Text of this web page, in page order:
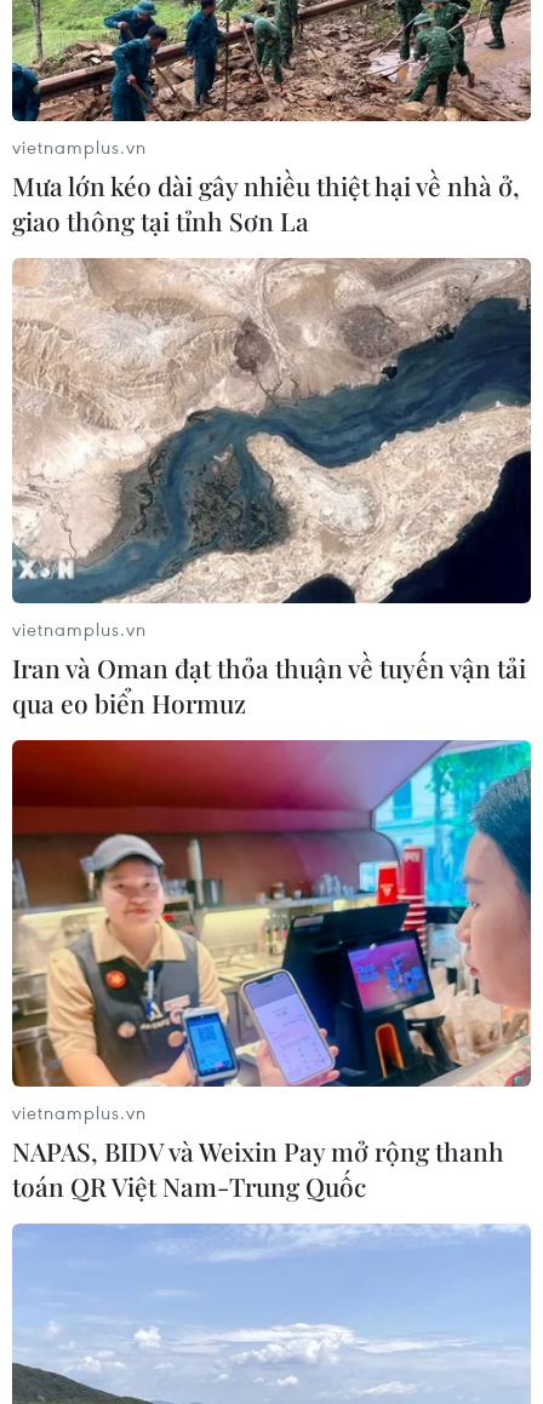
Thời tiết ngày 7/8: Bắc Bộ và Bắc
Trung Bộ giảm mưa về đêm, cục bộ
có mưa to
vietnamplus.vn
Mưa lớn kéo dài gây nhiều thiệt hại về nhà ở,
giao thông tại tỉnh Sơn La
vietnamplus.vn
Iran và Oman đạt thỏa thuận về tuyến vận tải
qua eo biển Hormuz
vietnamplus.vn
NAPAS, BIDV và Weixin Pay mở rộng thanh
toán QR Việt Nam-Trung Quốc